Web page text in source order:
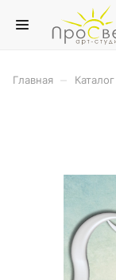
Главная Каталог